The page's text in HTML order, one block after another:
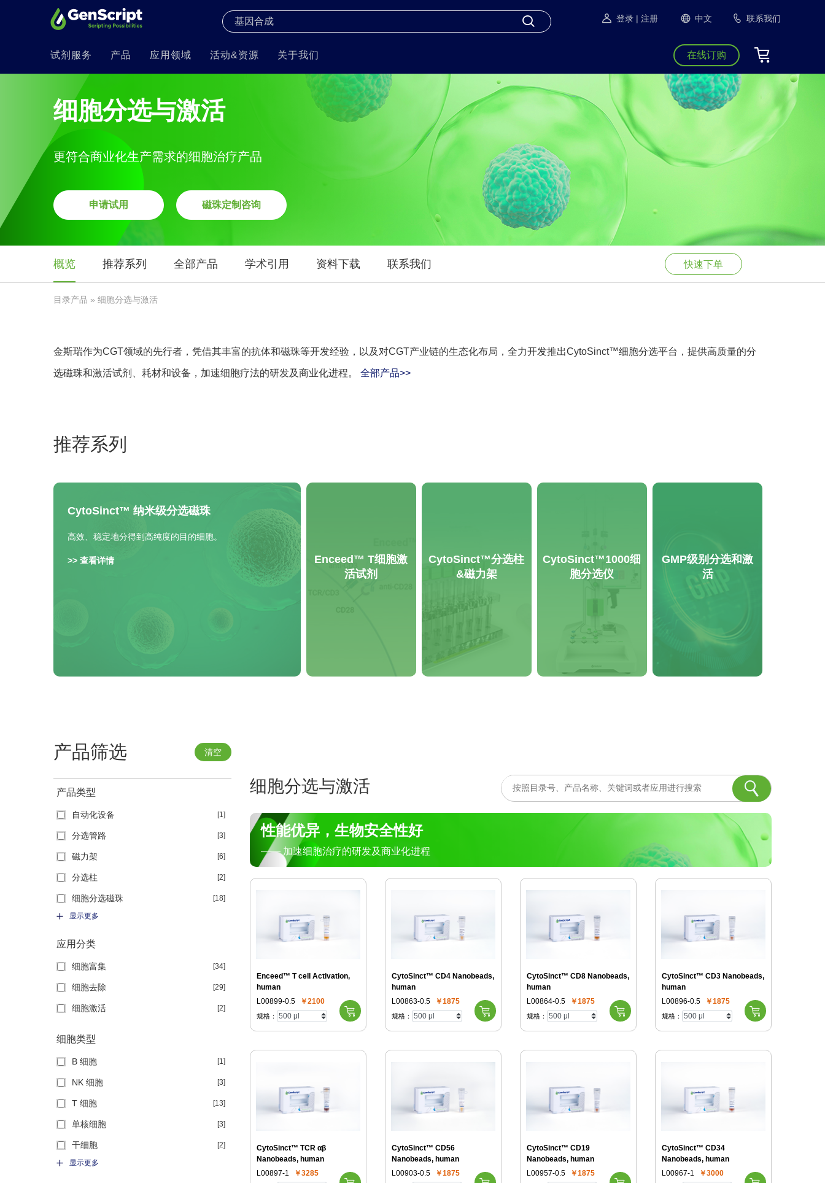
登录 | 注册 中文 联系我们
试剂服务 产品 应用领域 活动&资源 关于我们 在线订购
细胞分选与激活
更符合商业化生产需求的细胞治疗产品
申请试用 磁珠定制咨询
概览 推荐系列 全部产品 学术引用 资料下载 联系我们 快速下单
目录产品 » 细胞分选与激活
金斯瑞作为CGT领域的先行者，凭借其丰富的抗体和磁珠等开发经验，以及对CGT产业链的生态化布局，全力开发推出CytoSinct™细胞分选平台，提供高质量的分
选磁珠和激活试剂、耗材和设备，加速细胞疗法的研发及商业化进程。 全部产品>>
推荐系列
CytoSinct™ 纳米级分选磁珠
高效、稳定地分得到高纯度的目的细胞。
>> 查看详情
Enceed™ T细胞激
活试剂
CytoSinct™分选柱
&磁力架
CytoSinct™1000细
胞分选仪
GMP级别分选和激
活
产品筛选 清空
产品类型
自动化设备 [1]
分选管路 [3]
磁力架 [6]
分选柱 [2]
细胞分选磁珠 [18]
显示更多
应用分类
细胞富集 [34]
细胞去除 [29]
细胞激活 [2]
细胞类型
B 细胞 [1]
NK 细胞 [3]
T 细胞 [13]
单核细胞 [3]
干细胞 [2]
显示更多
细胞分选与激活
性能优异，生物安全性好
—— 加速细胞治疗的研发及商业化进程
Enceed™ T cell Activation,
human
L00899-0.5
￥2100
规格：
CytoSinct™ CD4 Nanobeads,
human
L00863-0.5
￥1875
规格：
CytoSinct™ CD8 Nanobeads,
human
L00864-0.5
￥1875
规格：
CytoSinct™ CD3 Nanobeads,
human
L00896-0.5
￥1875
规格：
CytoSinct™ TCR αβ
Nanobeads, human
L00897-1
￥3285
CytoSinct™ CD56
Nanobeads, human
L00903-0.5
￥1875
CytoSinct™ CD19
Nanobeads, human
L00957-0.5
￥1875
CytoSinct™ CD34
Nanobeads, human
L00967-1
￥3000